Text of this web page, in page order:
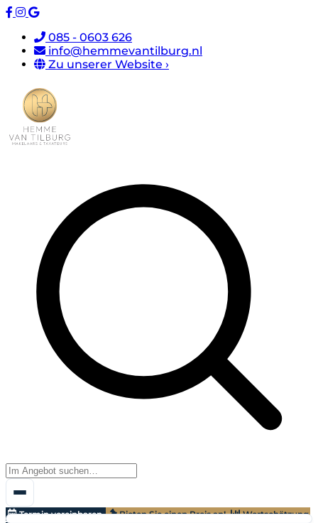
085 - 0603 626
info@hemmevantilburg.nl
Zu unserer Website ›
Termin vereinbaren Bieten Sie einen Preis an!
Wertschätzung